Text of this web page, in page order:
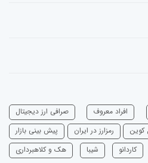
افراد معروف
صرافی ارز دیجیتال
کوین رمزارز در ایران
پیش بینی بازار
‌کاردانو شیبا هک و کلاهبرداری